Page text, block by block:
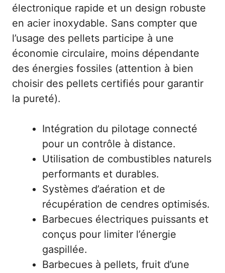
électronique rapide et un design robuste
en acier inoxydable. Sans compter que
l’usage des pellets participe à une
économie circulaire, moins dépendante
des énergies fossiles (attention à bien
choisir des pellets certifiés pour garantir
la pureté).
Intégration du pilotage connecté
pour un contrôle à distance.
Utilisation de combustibles naturels
performants et durables.
Systèmes d’aération et de
récupération de cendres optimisés.
Barbecues électriques puissants et
conçus pour limiter l’énergie
gaspillée.
Barbecues à pellets, fruit d’une